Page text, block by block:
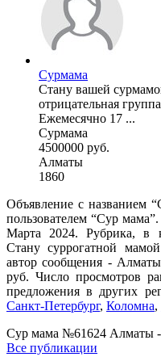
Сурмама
Стану вашей
отрицательная
Ежемесячно 17 ...
Сурмама
4500000 руб.
Алматы
1860
Объявление с
пользователем “Сур
Марта 2024. Рубрика, в
Cтану суррогатной
автор сообщения -
руб. Число просмотров
предложения в других
Санкт-Петербург, Коломна,
Сур мама №61624 Алматы
Все публикации